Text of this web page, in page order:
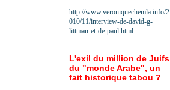
http://www.veroniquechemla.info/2
010/11/interview-de-david-g-
littman-et-de-paul.html
L'exil du million de Juifs
du "monde Arabe", un
fait historique tabou ?